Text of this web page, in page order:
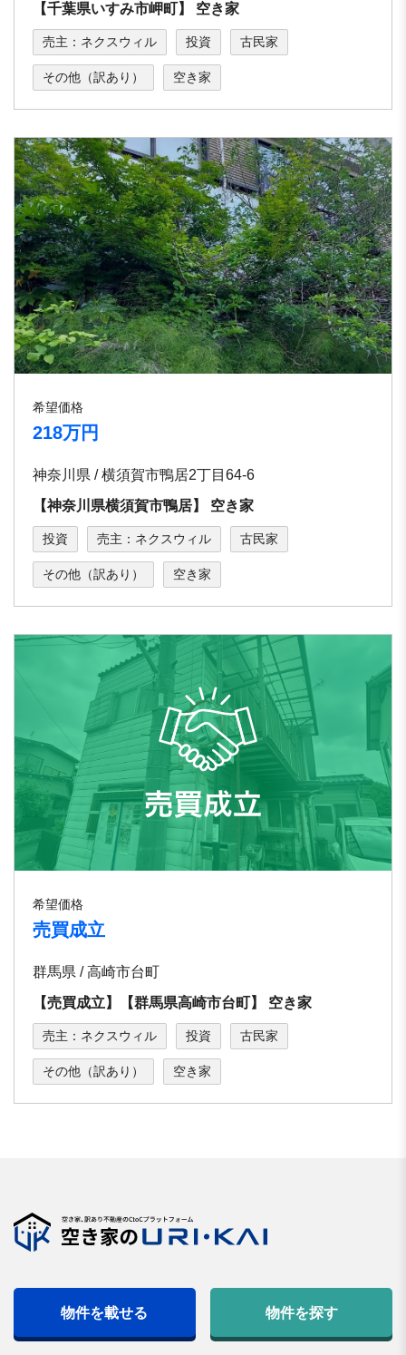
【千葉県いすみ市岬町】 空き家
売主：ネクスウィル 投資 古民家
その他（訳あり） 空き家
希望価格
218万円
神奈川県 / 横須賀市鴨居2丁目64-6
【神奈川県横須賀市鴨居】 空き家
投資 売主：ネクスウィル 古民家
その他（訳あり） 空き家
希望価格
売買成立
群馬県 / 高崎市台町
【売買成立】【群⾺県⾼崎市台町】 空き家
売主：ネクスウィル 投資 古民家
その他（訳あり） 空き家
物件を載せる 物件を探す